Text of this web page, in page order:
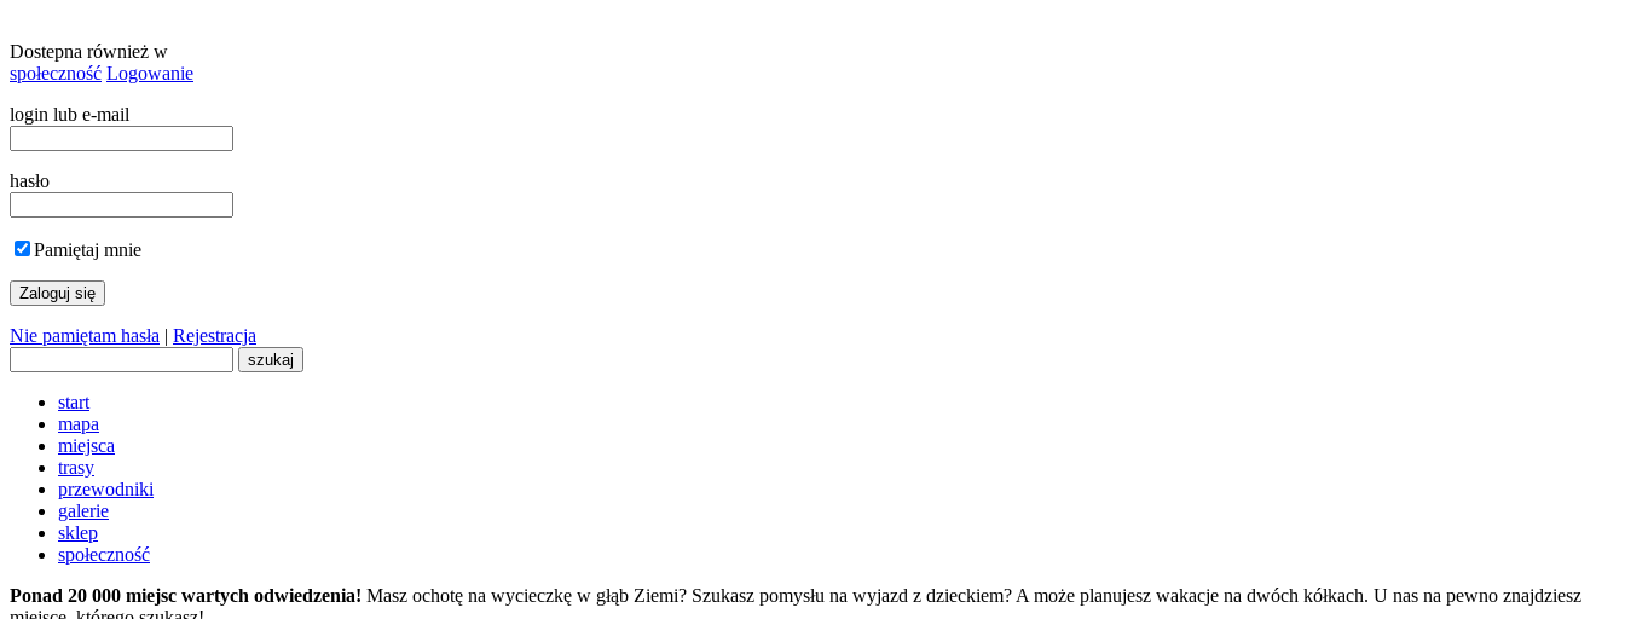
społeczność
Logowanie
login lub e-mail
hasło
Pamiętaj mnie
Nie pamiętam hasła
start
mapa
miejsca
trasy
przewodniki
galerie
sklep
społeczność
Ponad 20 000 miejsc wartych odwiedzenia!
miejsce, którego szukasz!
Strona główna ciekawe miejsca zabytki: miejsca pamięci i pomniki"Zielony Pałac" TOW Gryf Pomorski